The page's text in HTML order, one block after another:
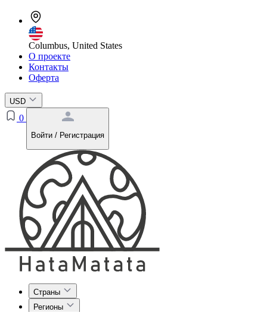
Columbus, United States
О проекте
Контакты
Оферта
USD
0
Войти / Регистрация
Страны
Регионы